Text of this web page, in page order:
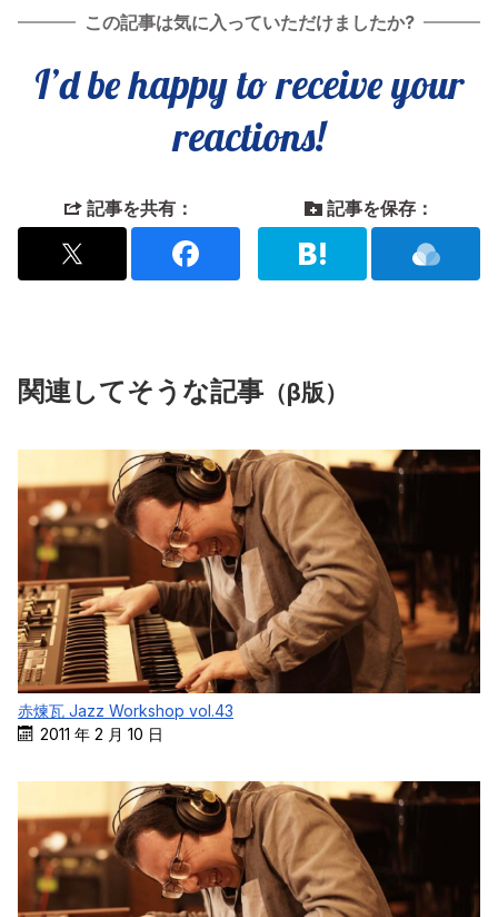
この記事は気に入っていただけましたか?
I’d be happy to receive your
reactions!
記事を共有： 記事を保存：
関連してそうな記事 （β版）
赤煉瓦 Jazz Workshop vol.43
2011 年 2 月 10 日